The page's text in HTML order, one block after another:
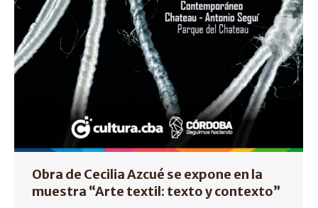
Obra de Cecilia Azcué se expone en la
muestra “Arte textil: texto y contexto”